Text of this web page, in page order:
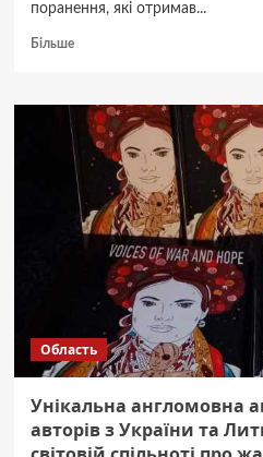
поранення, які отримав...
БільшеДокладніше
я
був
на
фронті,
я
для
вас
героєм,
зараз
ТЦК
—
ніхто?”.
Історія
Область
Унікальна англомовна
авторів з України та